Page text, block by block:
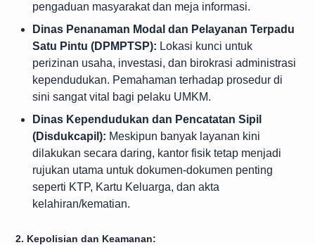
pengaduan masyarakat dan meja informasi.
Dinas Penanaman Modal dan Pelayanan Terpadu
Satu Pintu (DPMPTSP): Lokasi kunci untuk
perizinan usaha, investasi, dan birokrasi administrasi
kependudukan. Pemahaman terhadap prosedur di
sini sangat vital bagi pelaku UMKM.
Dinas Kependudukan dan Pencatatan Sipil
(Disdukcapil): Meskipun banyak layanan kini
dilakukan secara daring, kantor fisik tetap menjadi
rujukan utama untuk dokumen-dokumen penting
seperti KTP, Kartu Keluarga, dan akta
kelahiran/kematian.
2. Kepolisian dan Keamanan: